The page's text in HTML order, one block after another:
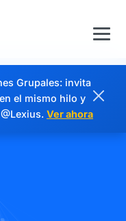
Grupales: invita
el mismo hilo y
Ver ahora